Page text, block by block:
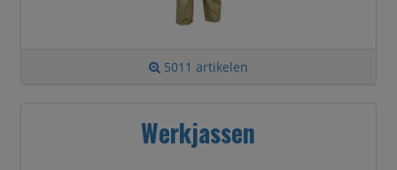
5011 artikelen
Werkjassen